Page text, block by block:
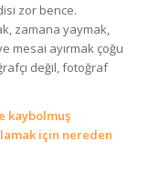
zor bence.
zamana yaymak,
mesai ayırmak çoğu
değil, fotoğraf
kaybolmuş
için nereden